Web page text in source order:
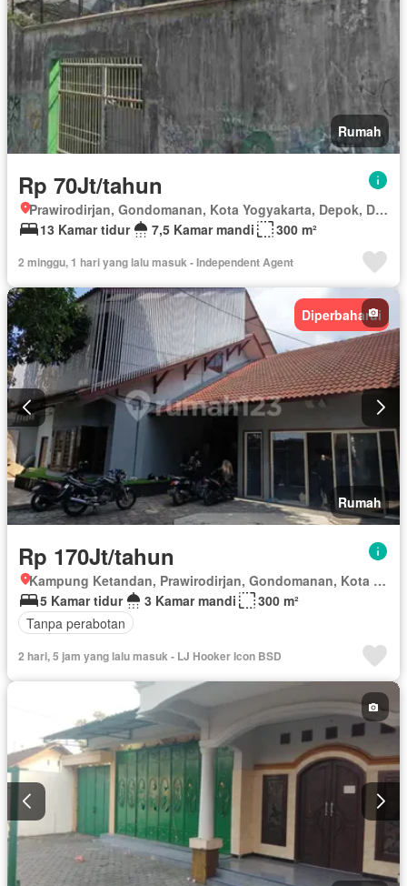
Rumah
Rp 70Jt/tahun
Prawirodirjan, Gondomanan, Kota Yogyakarta, Depok, Daerah Istimewa Yogyakarta
13 Kamar tidur
7,5 Kamar mandi 300 m²
2 minggu, 1 hari yang lalu masuk - Independent Agent
Diperbaharui
Rumah
Rp 170Jt/tahun
Kampung Ketandan, Prawirodirjan, Gondomanan, Kota Yogyakarta, Depok, Daerah Istimewa Yogyakarta
5 Kamar tidur
3 Kamar mandi
300 m²
Tanpa perabotan
2 hari, 5 jam yang lalu masuk - LJ Hooker Icon BSD